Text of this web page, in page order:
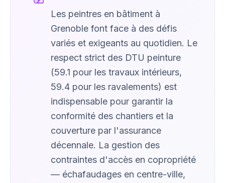
Les peintres en bâtiment à
Grenoble font face à des défis
variés et exigeants au quotidien. Le
respect strict des DTU peinture
(59.1 pour les travaux intérieurs,
59.4 pour les ravalements) est
indispensable pour garantir la
conformité des chantiers et la
couverture par l'assurance
décennale. La gestion des
contraintes d'accès en copropriété
— échafaudages en centre-ville,